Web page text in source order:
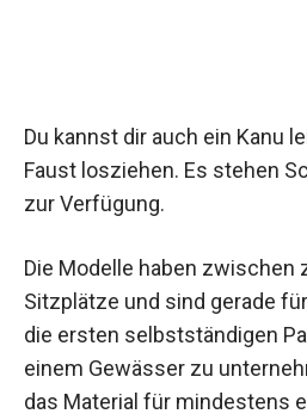
Du kannst dir auch ein Kanu
Faust losziehen. Es stehen
zur Verfügung.
Die Modelle haben zwischen
Sitzplätze und sind gerade
die ersten selbstständigen
einem Gewässer zu
das Material für mindestens